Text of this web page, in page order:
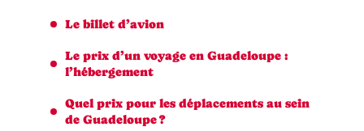
Le billet d’avion
Le prix d’un voyage en Guadeloupe :
l’hébergement
Quel prix pour les déplacements au sein
de Guadeloupe ?